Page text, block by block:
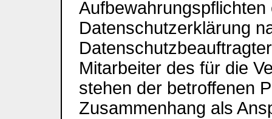
Datenschutzerklärung
Mitarbeiter des für die
stehen der betroffenen
Zusammenhang als